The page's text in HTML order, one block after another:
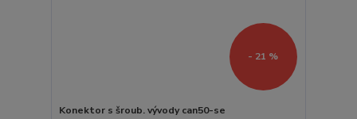
- 21 %
Konektor s šroub. vývody can50-se